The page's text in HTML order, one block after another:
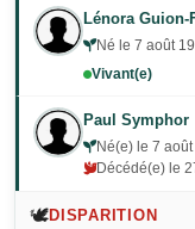
Lénora
Né le 7 août
Vivant(e)
Paul Symphor
Né(e) le 7 août
Décédé(e) le
🕊️DISPARITION